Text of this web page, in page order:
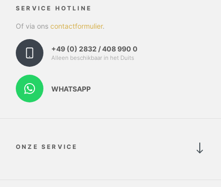
SERVICE HOTLINE
Of via ons contactformulier.
+49 (0) 2832 / 408 990 0
Alleen beschikbaar in het Duits
WHATSAPP
ONZE SERVICE